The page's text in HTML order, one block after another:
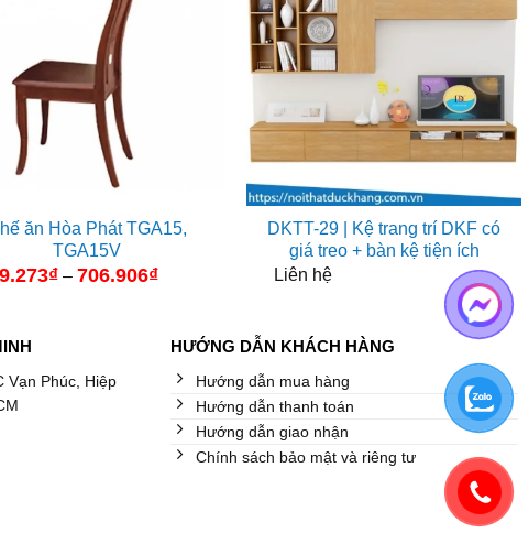
ăn Hòa Phát TGA15,
TGA15V
₫ – 706.906₫Khoảng
đến
DKTT-29 | Kệ trang trí DKF có
giá treo + bàn kệ tiện ích
Liên hệ
Vạn Phúc, Hiệp
HƯỚNG DẪN KHÁCH HÀNG
Hướng dẫn mua hàng
Hướng dẫn thanh toán
Hướng dẫn giao nhận
Chính sách bảo mật và riêng tư